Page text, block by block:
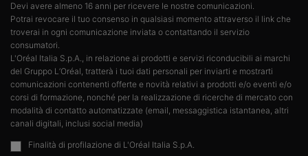
Devi avere almeno 16 anni per ricevere le nostre comunicazioni.​
Potrai revocare il tuo consenso in qualsiasi momento attraverso il link che
troverai in ogni comunicazione inviata o contattando il servizio
consumatori.​
L'Oréal Italia S.p.A., in relazione ai prodotti e servizi riconducibili ai marchi
del Gruppo L’Oréal, tratterà i tuoi dati personali per inviarti e mostrarti
comunicazioni contenenti offerte e novità relativi a prodotti e/o eventi e/o
corsi di formazione, nonché per la realizzazione di ricerche di mercato con
modalità di contatto automatizzate (email, messaggistica istantanea, altri
canali digitali, inclusi social media)
Finalità di profilazione di L'Oréal Italia S.p.A.